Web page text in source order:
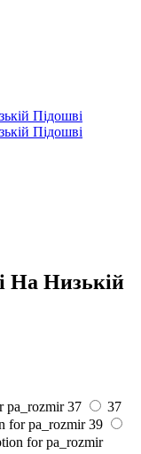
На Низькій
pa_rozmir 37
37
for pa_rozmir 39
for pa_rozmir